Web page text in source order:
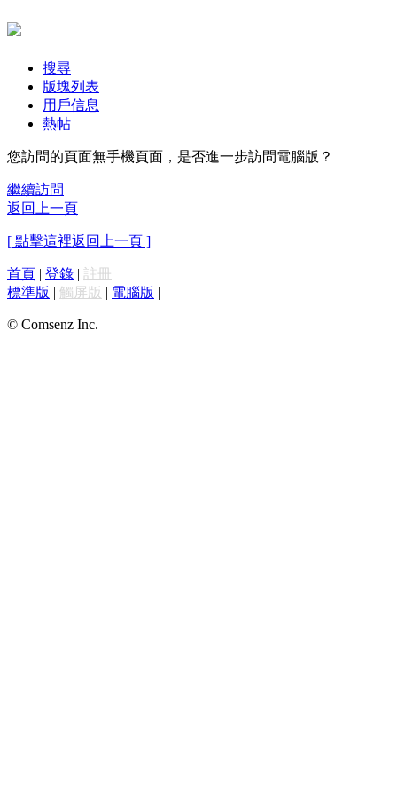
搜尋
版塊列表
用戶信息
熱帖
您訪問的頁面無手機頁面，是否進一步訪問電腦版？
繼續訪問
返回上一頁
[ 點擊這裡返回上一頁 ]
首頁 | 登錄 | 註冊
標準版 | 觸屏版 | 電腦版 |
© Comsenz Inc.